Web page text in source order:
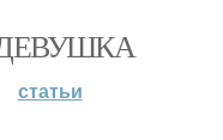
статьи